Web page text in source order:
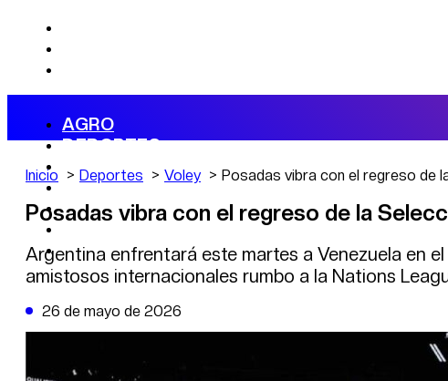
AGRO
DEPORTES
ECONOMÍA
POLÍTICA
CAMBIO CLIMÁTICO
DE LA TRIBUNA TV
Inicio Deportes Voley Posadas vibra con el regreso de
Posadas vibra con el regreso de la
Argentina enfrentará este martes a Venezuela en
amistosos internacionales rumbo a la Nations
26 de mayo de 2026